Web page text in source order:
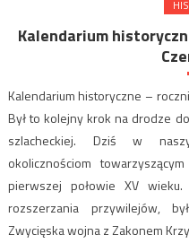
Kalendarium
Kalendarium historyczne –
Był to kolejny krok na drodze
szlacheckiej. Dziś w
okolicznościom
pierwszej połowie XV
rozszerzania przywilejów,
Zwycięska wojna z Zakonem